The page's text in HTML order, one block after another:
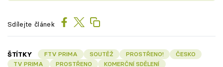
Sdílejte článek
ŠTÍTKY FTV PRIMA SOUTĚŽ PROSTŘENO!
ČESKO
TV PRIMA
PROSTŘENO KOMERČNÍ SDĚLENÍ